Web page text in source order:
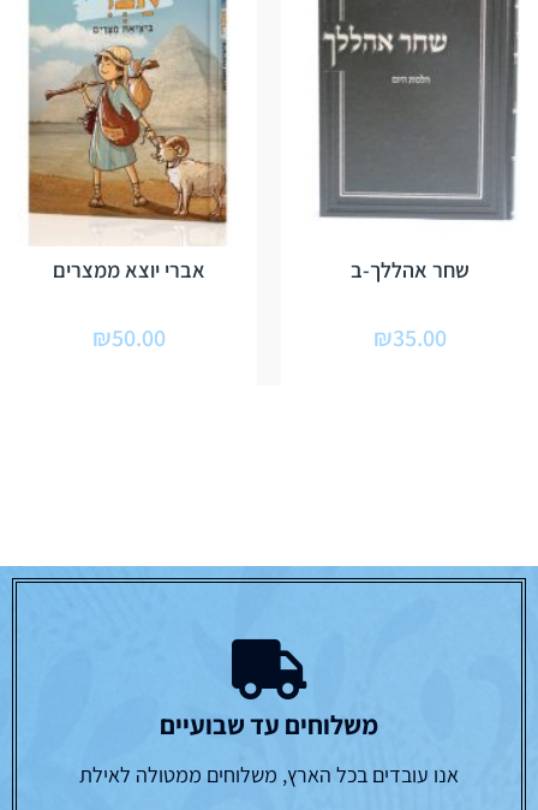
שחר אהללך-ב
₪35.00
אברי יוצא ממצרים
₪50.00
משלוחים עד שבועיים
אנו עובדים בכל הארץ, משלוחים ממטולה לאילת